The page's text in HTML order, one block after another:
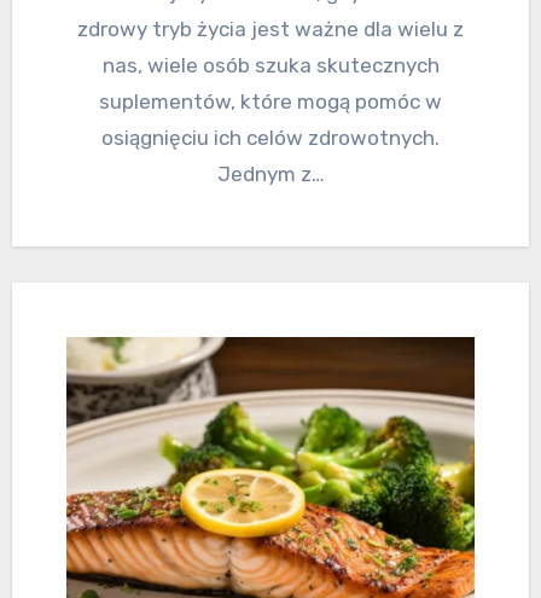
zdrowy tryb życia jest ważne dla wielu z
nas, wiele osób szuka skutecznych
suplementów, które mogą pomóc w
osiągnięciu ich celów zdrowotnych.
Jednym z…